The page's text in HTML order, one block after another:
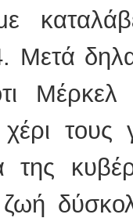
Μετά
Μέρκελ
τους
της